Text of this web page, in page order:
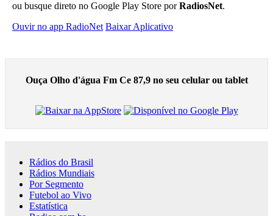
ou busque direto no Google Play Store porRadiosNet.
Ouvir no app RadioNet Baixar Aplicativo
Ouça Olho d'água Fm Ce 87,9 no seu celular ou tablet
Rádios do Brasil
Rádios Mundiais
Por Segmento
Futebol ao Vivo
Estatística